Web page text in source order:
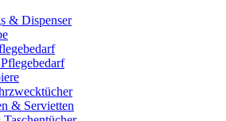
& Dispenser
& Servietten